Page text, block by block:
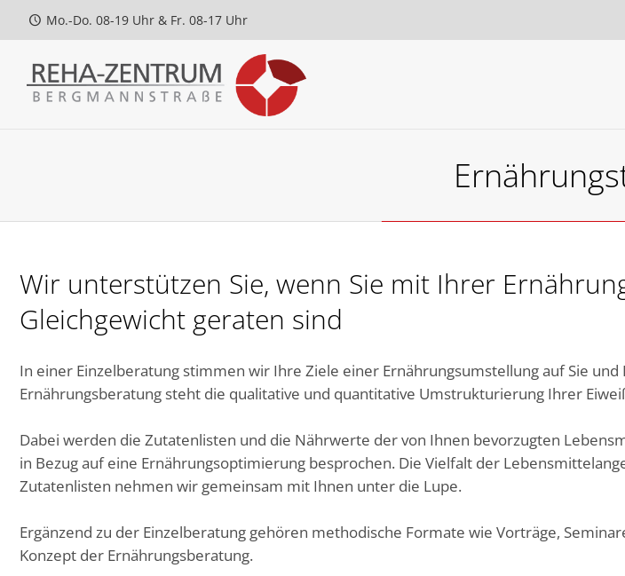
Mo.-Do. 08-19 Uhr & Fr. 08-17 Uhr
Wir unterstützen Sie, wenn Sie mit Ihrer
Gleichgewicht geraten sind
In einer Einzelberatung stimmen wir Ihre Ziele einer Ernährungsumstellung auf Sie
Ernährungsberatung steht die qualitative und quantitative Umstrukturierung Ihrer
Dabei werden die Zutatenlisten und die Nährwerte der von Ihnen bevorzugten
in Bezug auf eine Ernährungsoptimierung besprochen. Die Vielfalt der
Zutatenlisten nehmen wir gemeinsam mit Ihnen unter die Lupe.
Ergänzend zu der Einzelberatung gehören methodische Formate wie Vorträge,
Konzept der Ernährungsberatung.